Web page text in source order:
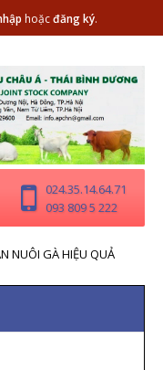
hoặcđăng ký.
024.35.14.64.71
093 809 5 222
NUÔI GÀ HIỆU QUẢ